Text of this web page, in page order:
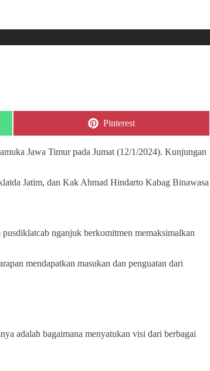
Share
Pinterest
Jawa Timur pada Jumat (12/1/2024). Kunjungan
Jatim, dan Kak Ahmad Hindarto Kabag Binawasa
nganjuk berkomitmen memaksimalkan
mendapatkan masukan dan penguatan dari
adalah bagaimana menyatukan visi dari berbagai